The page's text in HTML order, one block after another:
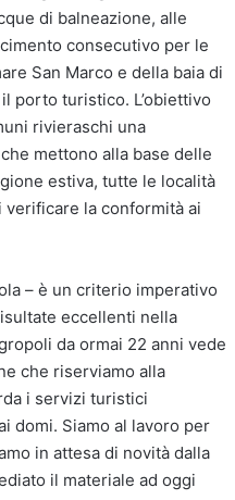
di balneazione, alle
consecutivo per le
San Marco e della baia di
porto turistico. L’obiettivo
rivieraschi una
mettono alla base delle
estiva, tutte le località
la conformità ai
– è un criterio imperativo
eccellenti nella
da ormai 22 anni vede
che riserviamo alla
i servizi turistici
domi. Siamo al lavoro per
in attesa di novità dalla
il materiale ad oggi